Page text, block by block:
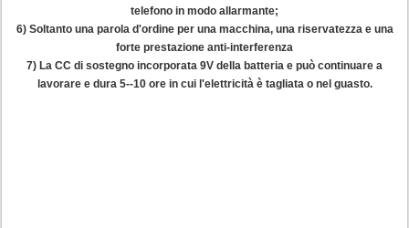
telefono in modo allarmante;
6) Soltanto una parola d'ordine per una macchina, una riservatezza e una
forte prestazione anti-interferenza
7) La CC di sostegno incorporata 9V della batteria e può continuare a
lavorare e dura 5--10 ore in cui l'elettricità è tagliata o nel guasto.